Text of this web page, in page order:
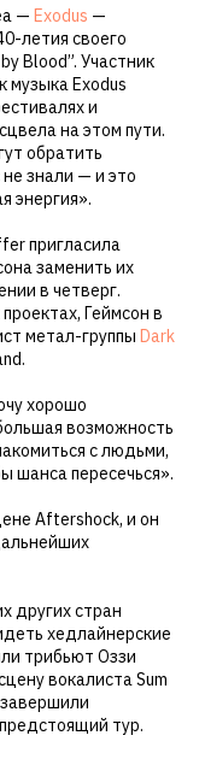
— Exodus —
летия своего
Blood”. Участник
музыка Exodus
и
на этом пути.
обратить
знали — и это
энергия».
пригласила
заменить их
в четверг.
Геймсон в
метал-группы Dark
хорошо
возможность
с людьми,
шанса пересечься».
Aftershock, и он
других стран
хедлайнерские
трибьют Оззи
вокалиста Sum
тур.